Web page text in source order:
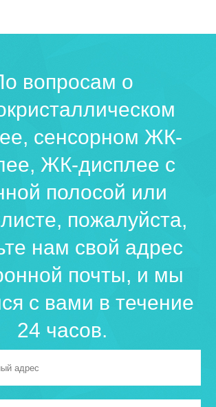
вопросам о
сенсорном ЖК-
ЖК-дисплее с
полосой или
пожалуйста,
нам свой адрес
почты, и мы
с вами в течение
24 часов.